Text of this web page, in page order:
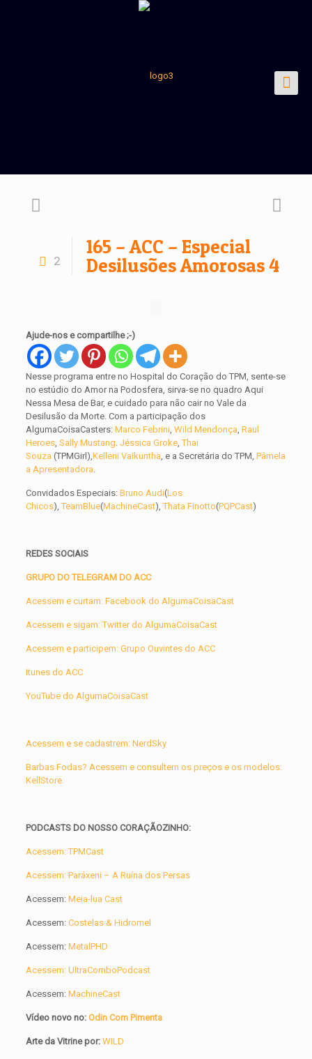
2
165 – ACC – Especial
Desilusões Amorosas 4
Ajude-nos e compartilhe ;-)
Nesse programa entre no Hospital do Coração do TPM, sente-se
no estúdio do Amor na Podosfera, sirva-se no quadro Aqui
Nessa Mesa de Bar, e cuidado para não cair no Vale da
Desilusão da Morte. Com a participação dos
AlgumaCoisaCasters:Marco Febrini,Wild Mendonça,Raul
Heroes,Sally Mustang.Jéssica Groke,Thai
Souza (TPMGirl),Kelleni Vaikuntha, e a Secretária do TPM,Pâmela
a Apresentadora.
Convidados Especiais:Bruno Audi(Los
Chicos),TeamBlue(MachineCast),Thata Finotto(PQPCast)
REDES SOCIAIS
GRUPO DO TELEGRAM DO ACC
Acessem e curtam: Facebook do AlgumaCoisaCast
Acessem e sigam: Twitter do AlgumaCoisaCast
Acessem e participem: Grupo Ouvintes do ACC
Itunes do ACC
YouTube do AlgumaCoisaCast
Acessem e se cadastrem: NerdSky
Barbas Fodas? Acessem e consultem os preços e os modelos:
KellStore.
PODCASTS DO NOSSO CORAÇÃOZINHO:
Acessem: TPMCast
Acessem: Paráxeni – A Ruína dos Persas
Acessem: Meia-lua Cast
Acessem:Costelas & Hidromel
Acessem: MetalPHD
Acessem: UltraComboPodcast
Acessem:MachineCast
Vídeo novo no:Odin Com Pimenta
Arte da Vitrine por: WILD